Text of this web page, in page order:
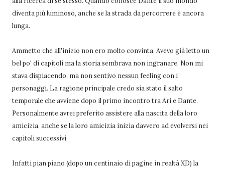
diventa più luminoso, anche se la strada da percorrere è ancora
lunga.
Ammetto che all'inizio non ero molto convinta. Avevo già letto un
bel po' di capitoli ma la storia sembrava non ingranare. Non mi
stava dispiacendo, ma non sentivo nessun feeling con i
personaggi. La ragione principale credo sia stato il salto
temporale che avviene dopo il primo incontro tra Ari e Dante.
Personalmente avrei preferito assistere alla nascita della loro
amicizia, anche se la loro amicizia inizia davvero ad evolversi nei
capitoli successivi.
Infatti pian piano (dopo un centinaio di pagine in realtà XD) la